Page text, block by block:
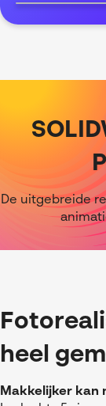
De uitgebreide
heel
Makkelijker kan